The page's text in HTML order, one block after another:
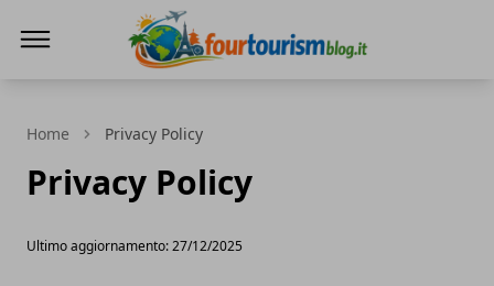
Home Privacy Policy
Privacy Policy
Ultimo aggiornamento: 27/12/2025